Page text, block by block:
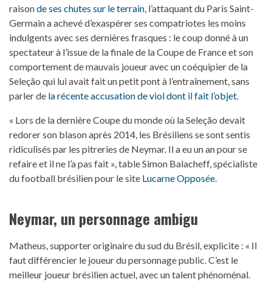
raisonde ses chutes sur le terrain, l’attaquant du Paris Saint-
Germain a achevé d’exaspérer ses compatriotes les moins
indulgents avec ses dernières frasques : le coup donné à un
spectateur à l’issue de la finale de la Coupe de France et son
comportement de mauvais joueur avec un coéquipier de la
Seleção qui lui avait fait un petit pont à l’entraînement, sans
parler de la récente accusation de viol dont il fait l’objet.
« Lors de la dernière Coupe du monde où la Seleção devait
redorer son blason après 2014, les Brésiliens se sont sentis
ridiculisés par les pitreries de Neymar. Il a eu un an pour se
refaire et il ne l’a pas fait », table Simon Balacheff, spécialiste
du football brésilien pour le site Lucarne Opposée.
Neymar, un personnage ambigu
Matheus, supporter originaire du sud du Brésil, explicite : « Il
faut différencier le joueur du personnage public. C’est le
meilleur joueur brésilien actuel, avec un talent phénoménal.